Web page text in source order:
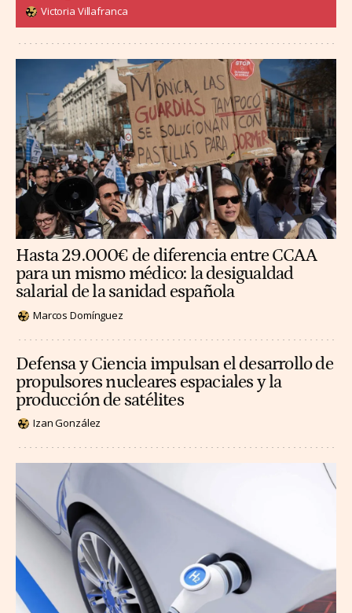
Victoria Villafranca
Hasta 29.000€ de diferencia entre CCAA
para un mismo médico: la desigualdad
salarial de la sanidad española
Marcos Domínguez
Defensa y Ciencia impulsan el desarrollo de
propulsores nucleares espaciales y la
producción de satélites
Izan González